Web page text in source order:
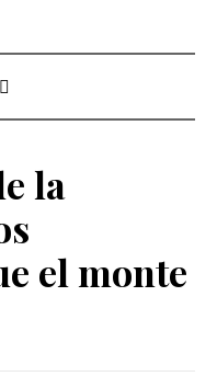
la
el monte